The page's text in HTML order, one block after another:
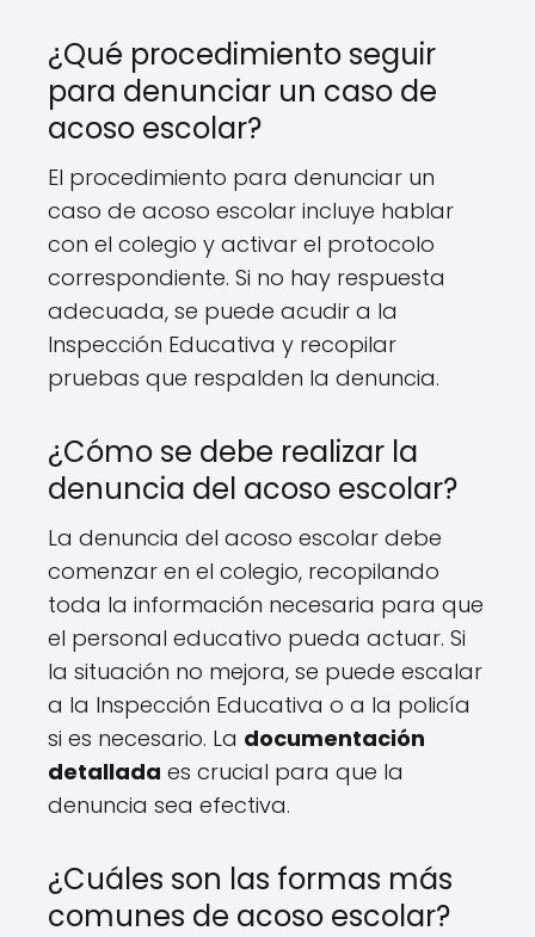
¿Qué procedimiento seguir
para denunciar un caso de
acoso escolar?
El procedimiento para denunciar un
caso de acoso escolar incluye hablar
con el colegio y activar el protocolo
correspondiente. Si no hay respuesta
adecuada, se puede acudir a la
Inspección Educativa y recopilar
pruebas que respalden la denuncia.
¿Cómo se debe realizar la
denuncia del acoso escolar?
La denuncia del acoso escolar debe
comenzar en el colegio, recopilando
toda la información necesaria para que
el personal educativo pueda actuar. Si
la situación no mejora, se puede escalar
a la Inspección Educativa o a la policía
si es necesario. La documentación
detallada es crucial para que la
denuncia sea efectiva.
¿Cuáles son las formas más
comunes de acoso escolar?